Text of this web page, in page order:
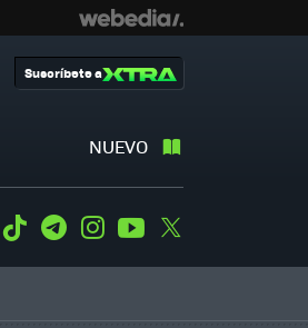
NUEVO
Suscríbete a
WhatsApp
Tiktok TelegramInstagramYoutube